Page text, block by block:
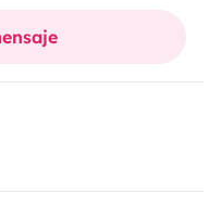
y bien cuidado:
no tienes que dejar